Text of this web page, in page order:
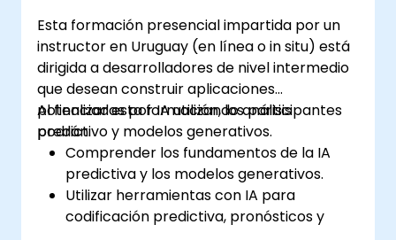
Esta formación presencial impartida por un
instructor en Uruguay (en línea o in situ) está
dirigida a desarrolladores de nivel intermedio
que desean construir aplicaciones
potenciadas por IA utilizando análisis
predictivo y modelos generativos.
Al finalizar esta formación, los participantes
podrán:
Comprender los fundamentos de la IA
predictiva y los modelos generativos.
Utilizar herramientas con IA para
codificación predictiva, pronósticos y